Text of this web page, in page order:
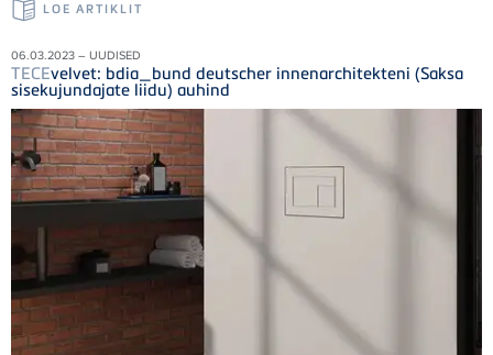
LOE ARTIKLIT
06.03.2023 – UUDISED
TECEvelvet: bdia_bund deutscher innenarchitekteni (Saksa
sisekujundajate liidu) auhind